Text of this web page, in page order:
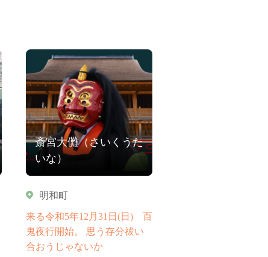
斎宮大儺（さいくうた
いな）
明和町
来る令和5年12月31日(日) 百
鬼夜行開始。 思う存分祓い
合おうじゃないか